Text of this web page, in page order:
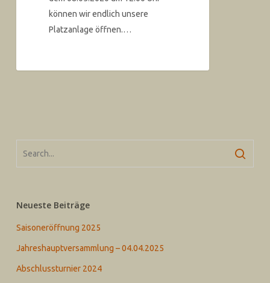
können wir endlich unsere
Platzanlage öffnen.…
Neueste Beiträge
Saisoneröffnung 2025
Jahreshauptversammlung – 04.04.2025
Abschlussturnier 2024